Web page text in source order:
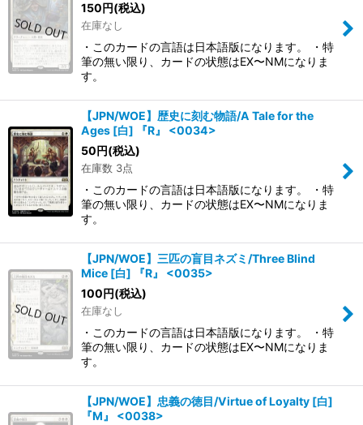
150円(税込)
在庫なし
・このカードの言語は日本語版になります。 ・特
筆の無い限り、カードの状態はEX〜NMになりま
す。
【JPN/WOE】歴史に刻む物語/A Tale for the
Ages [白] 『R』 <0034>
50円(税込)
在庫数 3点
・このカードの言語は日本語版になります。 ・特
筆の無い限り、カードの状態はEX〜NMになりま
す。
【JPN/WOE】三匹の盲目ネズミ/Three Blind
Mice [白] 『R』 <0035>
100円(税込)
在庫なし
・このカードの言語は日本語版になります。 ・特
筆の無い限り、カードの状態はEX〜NMになりま
す。
【JPN/WOE】忠義の徳目/Virtue of Loyalty [白]
『M』 <0038>